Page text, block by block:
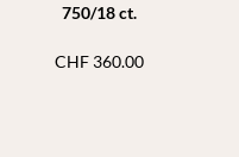
750/18 ct.
CHF360.00